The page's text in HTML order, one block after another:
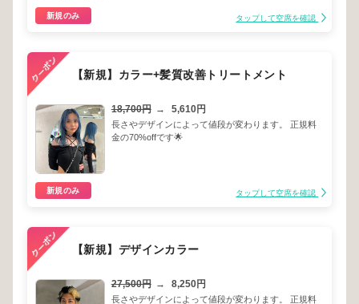
新規のみ タップして空席を確認
【新規】カラー+髪質改善トリートメント
18,700円 → 5,610円
長さやデザインによって値段が変わります。 正規料
金の70%offです🌟
新規のみ タップして空席を確認
【新規】デザインカラー
27,500円 → 8,250円
長さやデザインによって値段が変わります。 正規料